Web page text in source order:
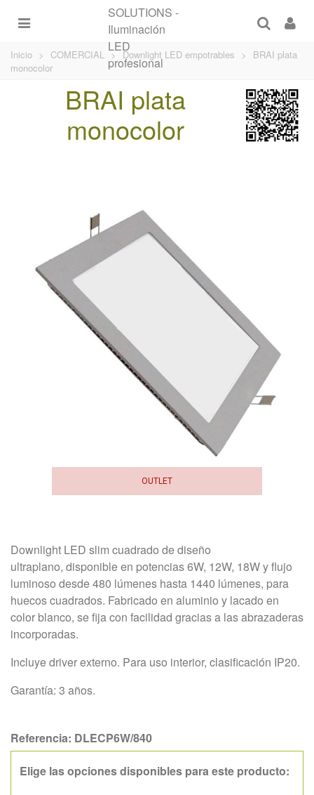
Inicio > COMERCIAL > Downlight LED empotrables >
BRAI plata
monocolor
BRAI plata
monocolor
OUTLET
Downlight LED slim cuadrado de diseño
ultraplano, disponible en potencias 6W, 12W, 18W y flujo
luminoso desde 480 lúmenes hasta 1440 lúmenes, para
huecos cuadrados. Fabricado en aluminio y lacado en
color blanco, se fija con facilidad gracias a las abrazaderas
incorporadas.
Incluye driver externo. Para uso interior, clasificación IP20.
Garantía: 3 años.
Referencia: DLECP6W/840
Elige las opciones disponibles para este producto: